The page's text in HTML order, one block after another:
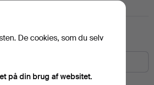
De cookies, som du selv
på din brug af websitet.